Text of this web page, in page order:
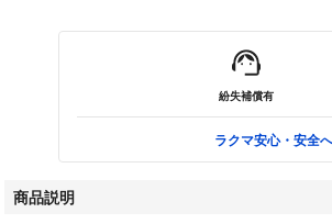
紛失補償有
ラクマ安心・安全
商品説明